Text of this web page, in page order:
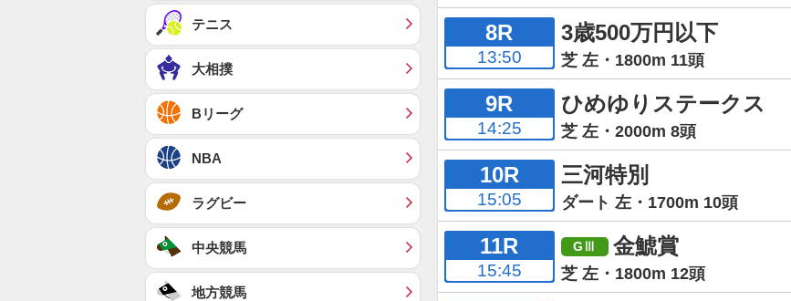
8R
13:50
3歳500万円以下
芝 左・1800m 11頭
9R
14:25
ひめゆりステークス
芝 左・2000m 8頭
10R
15:05
三河特別
ダート 左・1700m 10頭
11R
15:45
金鯱賞
芝 左・1800m 12頭
テニス
大相撲
Bリーグ
NBA
ラグビー
中央競馬
地方競馬